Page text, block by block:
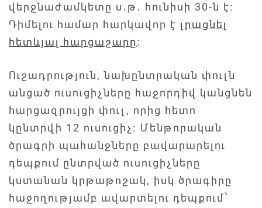
վերջնաժամկետը ս․թ․ հունիսի 30-ն է։
Դիմելու համար հարկավոր է լրացնել
հետևյալ հարցաշարը։
Ուշադրություն, նախընտրական փուլն
անցած ուսուցիչները հաջորդիվ կանցնեն
հարցազրույցի փուլ, որից հետո
կընտրվի 12 ուսուցիչ։ Մենթորական
ծրագրի պահանջները բավարարելու
դեպքում ընտրված ուսուցիչները
կստանան կրթաթոշակ, իսկ ծրագիրը
հաջողությամբ ավարտելու դեպքում՝